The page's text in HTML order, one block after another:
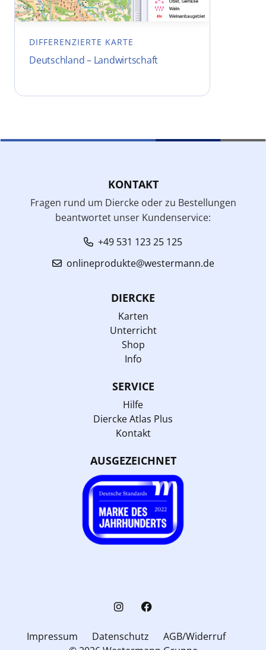
DIFFERENZIERTE KARTE
Deutschland – Landwirtschaft
KONTAKT
Fragen rund um Diercke oder zu Bestellungen
beantwortet unser Kundenservice:
+49 531 123 25 125
onlineprodukte@westermann.de
DIERCKE
Karten
Unterricht
Shop
Info
SERVICE
Hilfe
Diercke Atlas Plus
Kontakt
AUSGEZEICHNET
Impressum Datenschutz
AGB/Widerruf